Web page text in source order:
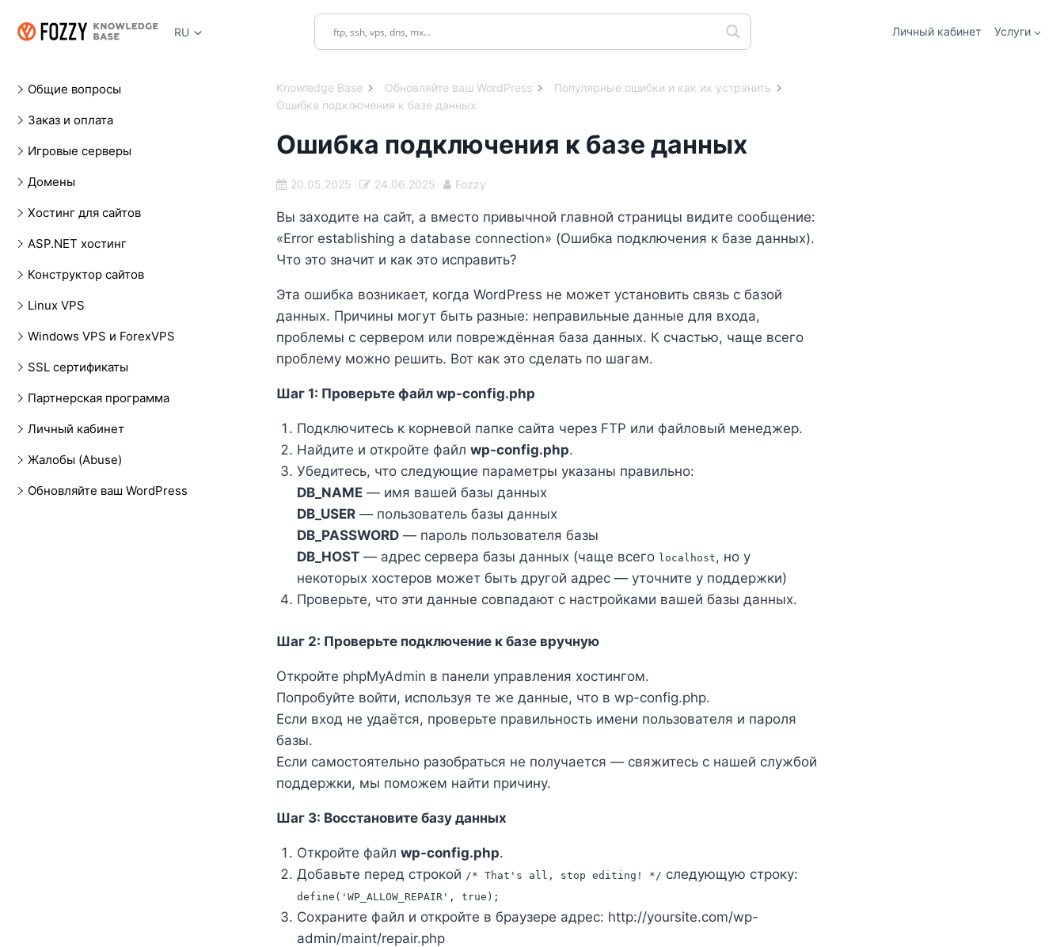
RU Личный кабинет Услуги
Общие вопросы
Заказ и оплата
Игровые серверы
Домены
Хостинг для сайтов
ASP.NET хостинг
Конструктор сайтов
Linux VPS
Windows VPS и ForexVPS
SSL сертификаты
Партнерская программа
Личный кабинет
Жалобы (Abuse)
Обновляйте ваш WordPress
Knowledge Base Обновляйте ваш WordPress
Популярные ошибки и как их устранить
Ошибка подключения к базе данных
Ошибка подключения к базе данных
20.05.2025 24.06.2025 Fozzy
Вы заходите на сайт, а вместо привычной главной страницы видите сообщение:
«Error establishing a database connection» (Ошибка подключения к базе данных).
Что это значит и как это исправить?
Эта ошибка возникает, когда WordPress не может установить связь с базой
данных. Причины могут быть разные: неправильные данные для входа,
проблемы с сервером или повреждённая база данных. К счастью, чаще всего
проблему можно решить. Вот как это сделать по шагам.
Шаг 1: Проверьте файл wp-config.php
Подключитесь к корневой папке сайта через FTP или файловый менеджер.
Найдите и откройте файл wp-config.php.
Убедитесь, что следующие параметры указаны правильно:
DB_NAME— имя вашей базы данных
DB_USER— пользователь базы данных
DB_PASSWORD— пароль пользователя базы
DB_HOST— адрес сервера базы данных (чаще всего localhost, но у
некоторых хостеров может быть другой адрес — уточните у поддержки)
Проверьте, что эти данные совпадают с настройками вашей базы данных.
Шаг 2: Проверьте подключение к базе вручную
Откройте phpMyAdmin в панели управления хостингом.
Попробуйте войти, используя те же данные, что в wp-config.php.
Если вход не удаётся, проверьте правильность имени пользователя и пароля
базы.
Если самостоятельно разобраться не получается — свяжитесь с нашей службой
поддержки, мы поможем найти причину.
Шаг 3: Восстановите базу данных
Откройте файл wp-config.php.
Добавьте перед строкой /* That's all, stop editing! */ следующую строку:
define('WP_ALLOW_REPAIR', true);
Сохраните файл и откройте в браузере адрес: http://yoursite.com/wp-
admin/maint/repair.php